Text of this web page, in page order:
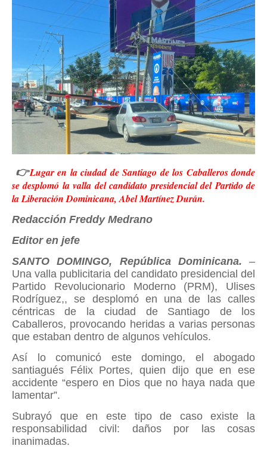
👉Lugar en la ciudad de Santiago de los Caballeros donde
se desplomó la valla del candidato presidencial del Partido de
la Liberación Dominicana, Abel Martínez Durán.
Redacción Freddy Medrano
Editor en jefe
SANTO DOMINGO, República Dominicana. –
Una valla publicitaria del candidato presidencial del
Partido Revolucionario Moderno (PRM), Ulises
Rodríguez,, se desplomó en una de las calles
céntricas de la ciudad de Santiago de los
Caballeros, provocando heridas a varias personas
que estaban dentro de algunos vehículos.
Así lo comunicó este domingo, el abogado
santiagués Félix Portes, quien dijo que en ese
accidente “espero en Dios que no haya nada que
lamentar”.
Subrayó que en este tipo de caso existe la
responsabilidad civil: daños por las cosas
inanimadas.